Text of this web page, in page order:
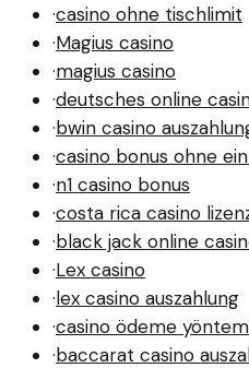
·casino ohne tischlimit
·Magius casino
·magius casino
·deutsches online
·bwin casino
·casino bonus ohne
·n1 casino bonus
·costa rica casino
·black jack online
·Lex casino
·lex casino auszahlung
·casino ödeme
·baccarat casino